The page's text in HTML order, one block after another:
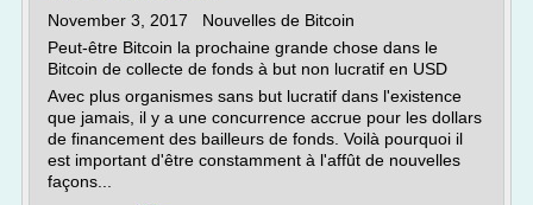
November 3, 2017 Nouvelles de Bitcoin
Peut-être Bitcoin la prochaine grande chose dans le
Bitcoin de collecte de fonds à but non lucratif en USD
Avec plus organismes sans but lucratif dans l'existence
que jamais, il y a une concurrence accrue pour les dollars
de financement des bailleurs de fonds. Voilà pourquoi il
est important d'être constamment à l'affût de nouvelles
façons...